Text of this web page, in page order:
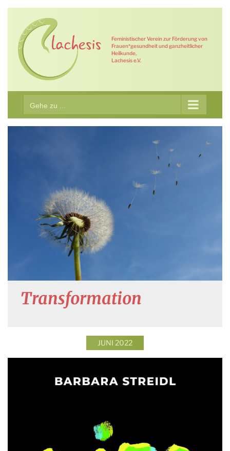
Zum
springen
Feministischer Verein zur Förderung von
Frauen*gesundheit und ganzheitlicher
Heilkunde,
Lachesis e.V.
Gehe zu ...
Transformation
JUNI 2022